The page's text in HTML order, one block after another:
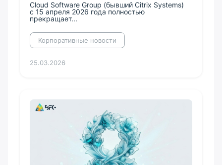
Cloud Software Group (бывший Citrix Systems)
с 15 апреля 2026 года полностью
прекращает...
Корпоративные новости
25.03.2026